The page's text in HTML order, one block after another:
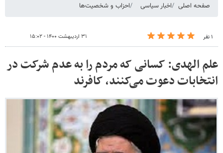
صفحه اصلی اخبار سیاسی احزاب و شخصیت‌ها
۱ نفر ۳۱ اردیبهشت ۱۴۰۰ - ۱۵:۰۲
علم الهدی: کسانی که مردم را به عدم شرکت در
انتخابات دعوت می‌کنند، کافرند